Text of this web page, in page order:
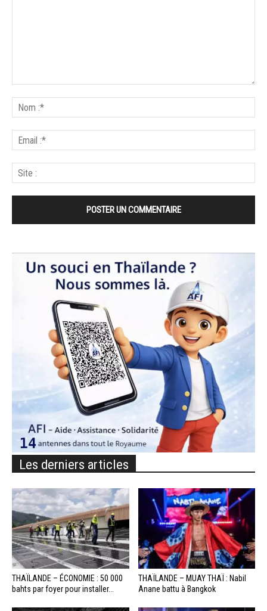
Les derniers articles
THAÏLANDE – ÉCONOMIE : 50 000
bahts par foyer pour installer...
THAÏLANDE – MUAY THAÏ : Nabil
Anane battu à Bangkok